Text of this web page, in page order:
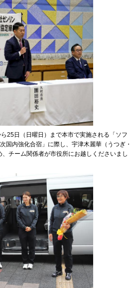
25日（日曜日）まで本市で実施される「ソフ
国内強化合宿」に際し、宇津木麗華（うつぎ・
チーム関係者が市役所にお越しくださいまし